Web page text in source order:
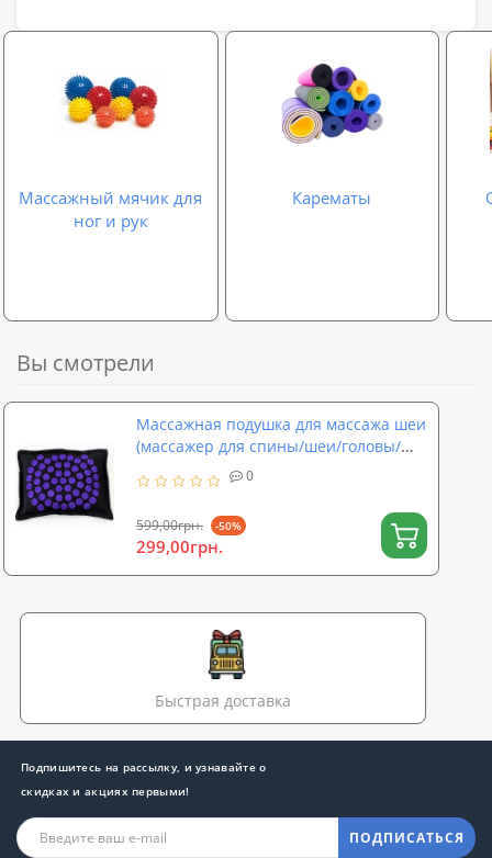
Массажный мячик для
ног и рук
Карематы
Вы смотрели
Массажная подушка для массажа шеи
(массажер для спины/шеи/головы/
ног/стоп/тела) OSPORT Lotus Eco (apl-
023)
0
599,00грн. -50%
299,00грн.
Быстрая доставка
Подпишитесь на рассылку, и узнавайте о
скидках и акциях первыми!
ПОДПИСАТЬСЯ